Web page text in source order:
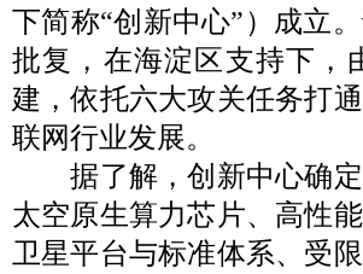
下简称“创新中心”）成立
批复，在海淀区支持下，
建，依托六大攻关任务打
联网行业发展。
据了解，创新中心确定
太空原生算力芯片、高性
卫星平台与标准体系、受